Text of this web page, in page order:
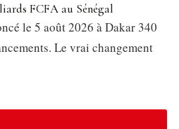
FCFA au Sénégal
le 5 août 2026 à Dakar 340
Le vrai changement